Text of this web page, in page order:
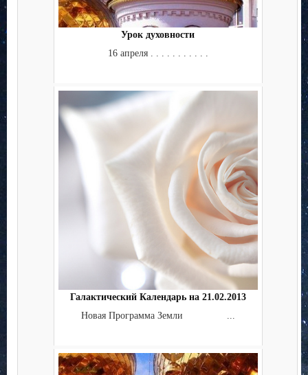
Урок духовности
16 апреля . . . . . . . . . . .
Галактический Календарь на 21.02.2013
Новая Программа Земли ...